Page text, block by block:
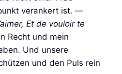
verankert ist. —
Et de vouloir te
Recht und mein
Und unsere
und den Puls rein